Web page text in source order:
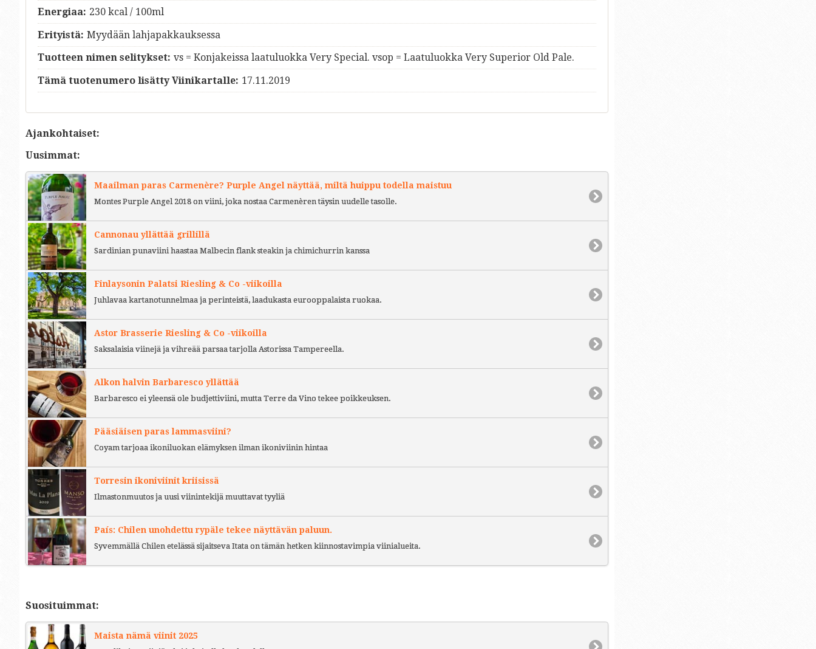
Energiaa: 230 kcal / 100ml
Erityistä: Myydään lahjapakkauksessa
Tuotteen nimen selitykset: vs = Konjakeissa laatuluokka Very Special. vsop = Laatuluokka Very Superior Old Pale.
Tämä tuotenumero lisätty Viinikartalle: 17.11.2019
Ajankohtaiset:
Uusimmat:
Maailman paras Carmenère? Purple Angel näyttää, miltä huippu todella maistuu
Montes Purple Angel 2018 on viini, joka nostaa Carmenèren täysin uudelle tasolle.
Cannonau yllättää grillillä
Sardinian punaviini haastaa Malbecin flank steakin ja chimichurrin kanssa
Finlaysonin Palatsi Riesling & Co -viikoilla
Juhlavaa kartanotunnelmaa ja perinteistä, laadukasta eurooppalaista ruokaa.
Astor Brasserie Riesling & Co -viikoilla
Saksalaisia viinejä ja vihreää parsaa tarjolla Astorissa Tampereella.
Alkon halvin Barbaresco yllättää
Barbaresco ei yleensä ole budjettiviini, mutta Terre da Vino tekee poikkeuksen.
Pääsiäisen paras lammasviini?
Coyam tarjoaa ikoniluokan elämyksen ilman ikoniviinin hintaa
Torresin ikoniviinit kriisissä
Ilmastonmuutos ja uusi viinintekijä muuttavat tyyliä
País: Chilen unohdettu rypäle tekee näyttävän paluun.
Syvemmällä Chilen etelässä sijaitseva Itata on tämän hetken kiinnostavimpia viinialueita.
Suosituimmat:
Maista nämä viinit 2025